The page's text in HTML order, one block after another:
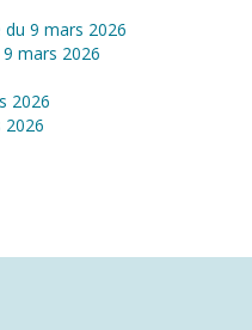
9 mars 2026
mars 2026
2026